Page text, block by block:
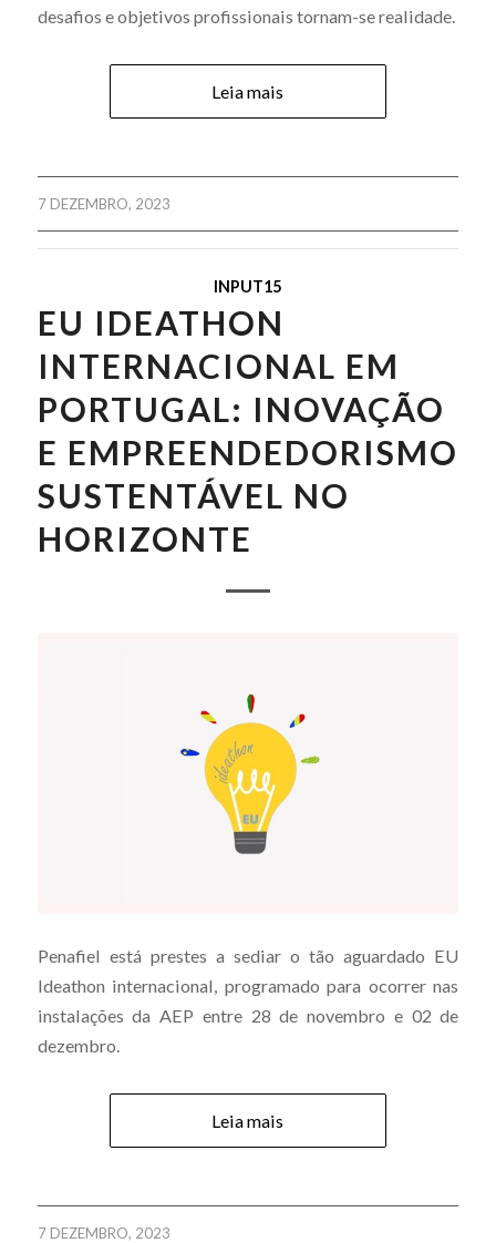
desafios e objetivos profissionais tornam-se realidade.
Leia mais
7 DEZEMBRO, 2023
INPUT15
EU IDEATHON
INTERNACIONAL EM
PORTUGAL: INOVAÇÃO
E EMPREENDEDORISMO
SUSTENTÁVEL NO
HORIZONTE
Penafiel está prestes a sediar o tão aguardado EU
Ideathon internacional, programado para ocorrer nas
instalações da AEP entre 28 de novembro e 02 de
dezembro.
Leia mais
7 DEZEMBRO, 2023